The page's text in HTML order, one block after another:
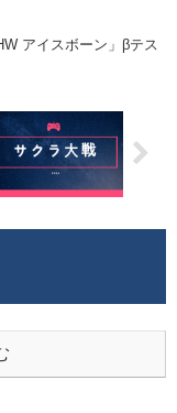
アイスボーン」βテス